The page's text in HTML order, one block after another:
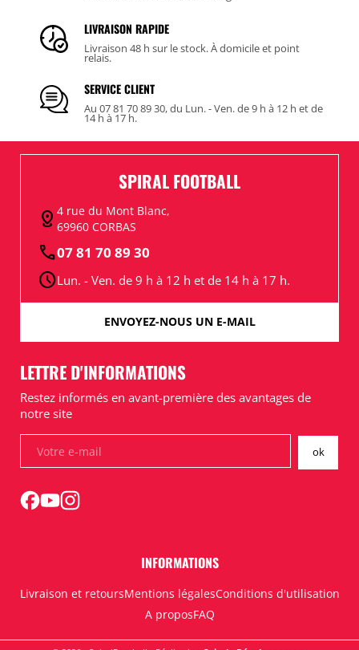
LIVRAISON RAPIDE
Livraison 48 h sur le stock. À domicile et point
relais.
SERVICE CLIENT
Au 07 81 70 89 30, du Lun. - Ven. de 9 h à 12 h et de
14 h à 17 h.
SPIRAL FOOTBALL
distance 4 rue du Mont Blanc,
69960 CORBAS
call07 81 70 89 30
scheduleLun. - Ven. de 9 h à 12 h et de 14 h à 17 h.
ENVOYEZ-NOUS UN E-MAIL
INFORMATIONS
Livraison et retoursMentions légalesConditions d'utilisation
A proposFAQ
LETTRE D'INFORMATIONS
Restez informés en avant-première des avantages de
notre site